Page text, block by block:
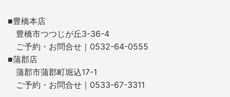
■豊橋本店
豊橋市つつじが丘3-36-4
ご予約・お問合せ｜0532-64-0555
■蒲郡店
蒲郡市蒲郡町堀込17-1
ご予約・お問合せ｜0533-67-3311